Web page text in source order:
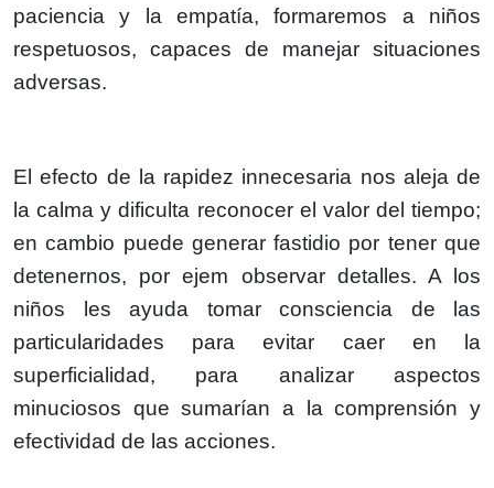
paciencia y la empatía, formaremos a niños
respetuosos, capaces de manejar situaciones
adversas.
El efecto de la rapidez innecesaria nos aleja de
la calma y dificulta reconocer el valor del tiempo;
en cambio puede generar fastidio por tener que
detenernos, por ejem observar detalles. A los
niños les ayuda tomar consciencia de las
particularidades para evitar caer en la
superficialidad, para analizar aspectos
minuciosos que sumarían a la comprensión y
efectividad de las acciones.